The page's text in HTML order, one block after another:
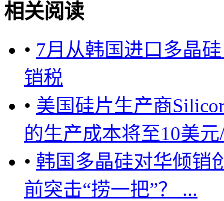
相关阅读
• 7月从韩国进口多晶
销税
• 美国硅片生产商
的生产成本将至10美
• 韩国多晶硅对华倾销
前突击“捞一把”？ ...